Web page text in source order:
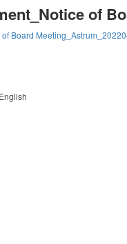
of
Board
English